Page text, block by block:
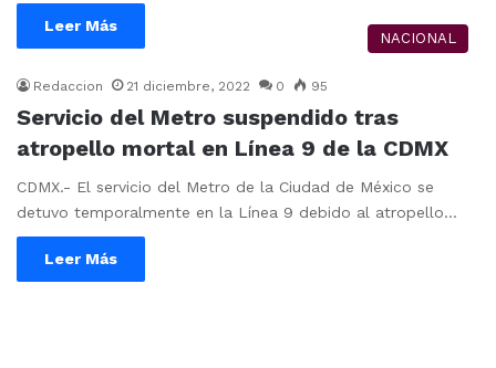
Leer Más
NACIONAL
Redaccion 21 diciembre, 2022 0 95
Servicio del Metro suspendido tras
atropello mortal en Línea 9 de la CDMX
CDMX.- El servicio del Metro de la Ciudad de México se
detuvo temporalmente en la Línea 9 debido al atropello…
Leer Más